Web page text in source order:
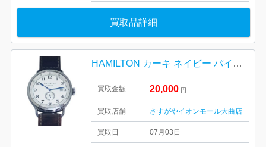
買取品詳細
HAMILTON カーキ ネイビー パイオニア スモールセコンド
買取金額 20,000 円
買取店舗 さすがやイオンモール大曲店
買取日 07月03日